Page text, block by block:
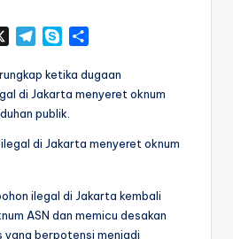
X
T
l
e
g
a
y
p
e
a
r
ketika dugaan
di Jakarta menyeret oknum
publik.
ilegal di Jakarta kembali
ASN dan memicu desakan
yang berpotensi menjadi